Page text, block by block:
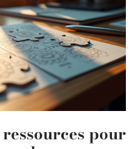
pour